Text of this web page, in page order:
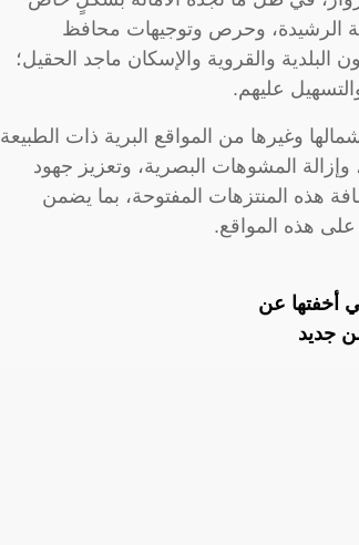
الرشيدة، وحرص وتوجيهات محافظ
البلدية والقروية والإسكان ماجد الحقيل؛
عليهم.
وغيرها من المواقع البرية ذات الطبيعة
المشوهات البصرية، وتعزيز جهود
هذه المنتزهات المفتوحة، بما يضمن
على هذه المواقع.
أخفتها عن
جديد